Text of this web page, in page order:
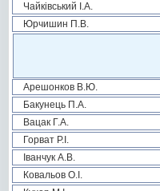
Чайківський І.А.
Юрчишин П.В.
Арешонков В.Ю.
Бакунець П.А.
Вацак Г.А.
Горват Р.І.
Іванчук А.В.
Ковальов О.І.